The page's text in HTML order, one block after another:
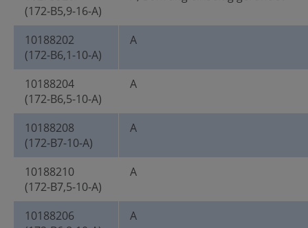
(172-B5,9-16-A)
10188202
(172-B6,1-10-A)
A
10188204
(172-B6,5-10-A)
A
10188208
(172-B7-10-A)
A
10188210
(172-B7,5-10-A)
A
10188206
A